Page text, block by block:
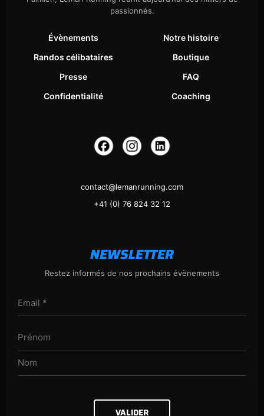
passionnés.
Évènements
Notre histoire
Randos célibataires
Boutique
Presse
FAQ
Confidentialité
Coaching
contact@lemanrunning.com
+41 (0) 76 824 32 12
NEWSLETTER
Restez informés de nos prochains évènements
VALIDER